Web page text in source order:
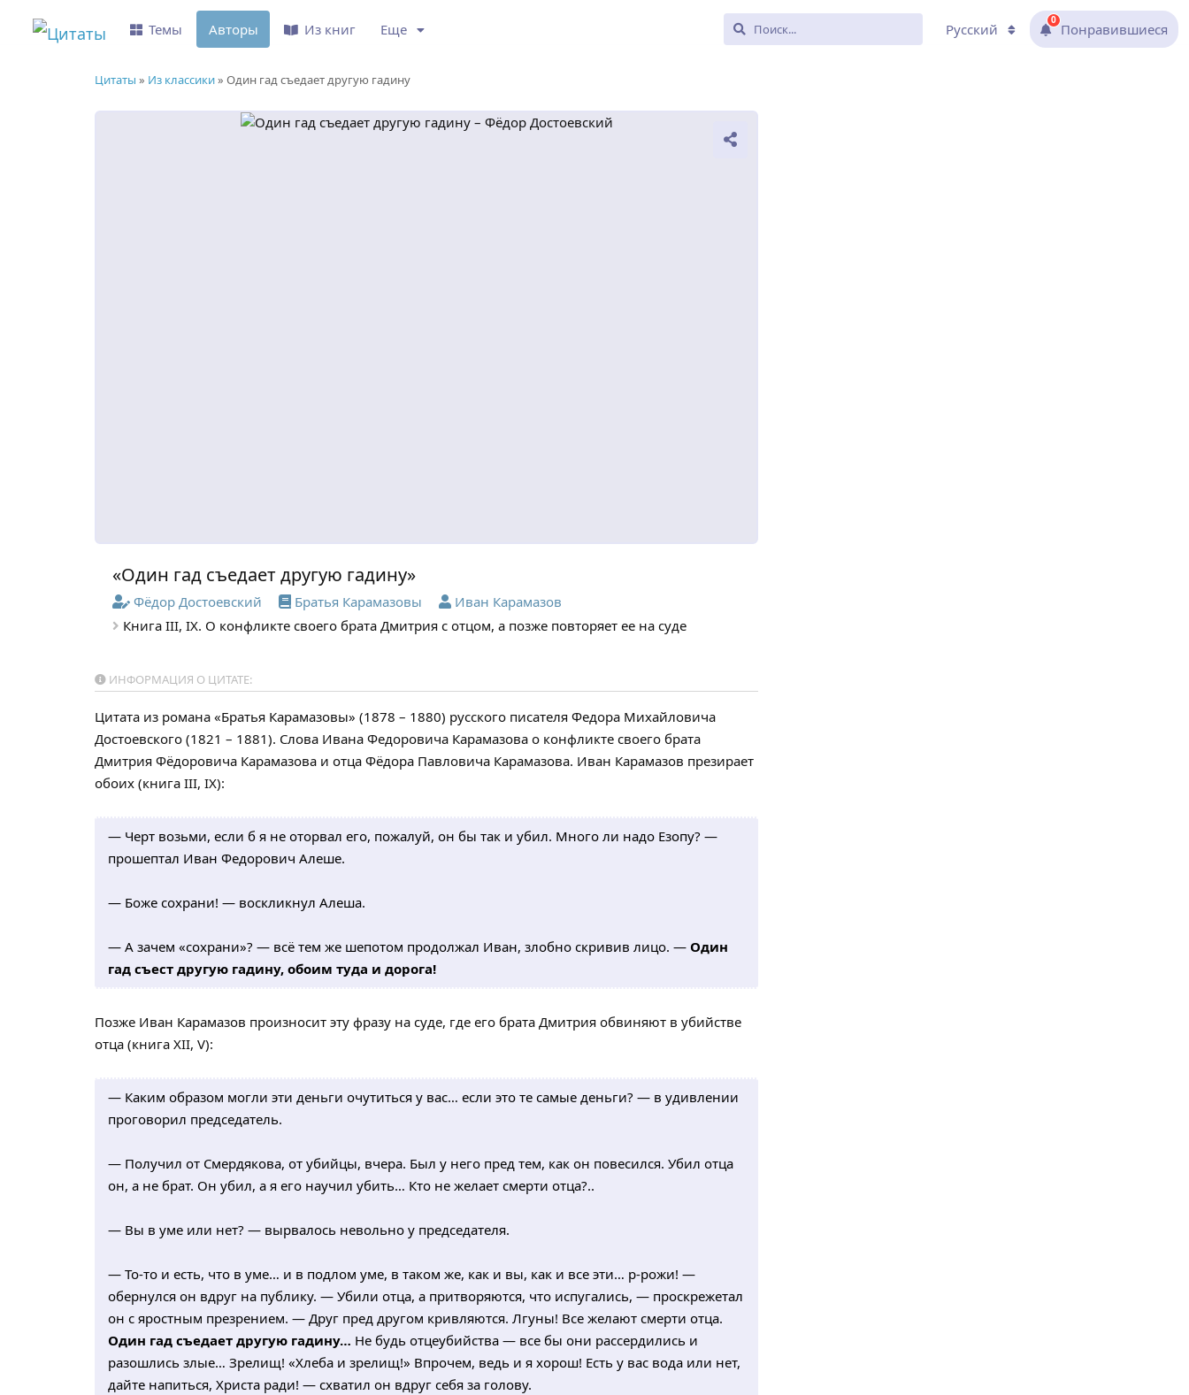
Цитаты » Из классики» Один гад съедает другую гадину
«Один гад съедает другую гадину»
Фёдор Достоевский Братья Карамазовы
Иван Карамазов
Книга III, IX. О конфликте своего брата Дмитрия с отцом, а позже повторяет ее на суде
ИНФОРМАЦИЯ О ЦИТАТЕ:
Цитата из романа «Братья Карамазовы» (1878 – 1880) русского писателя Федора Михайловича
Достоевского (1821 – 1881). Слова Ивана Федоровича Карамазова о конфликте своего брата
Дмитрия Фёдоровича Карамазова и отца Фёдора Павловича Карамазова. Иван Карамазов презирает
обоих (книга III, IX):
— Черт возьми, если б я не оторвал его, пожалуй, он бы так и убил. Много ли надо Езопу? —
прошептал Иван Федорович Алеше.
— Боже сохрани! — воскликнул Алеша.
— А зачем «сохрани»? — всё тем же шепотом продолжал Иван, злобно скривив лицо. — Один
гад съест другую гадину, обоим туда и дорога!
Позже Иван Карамазов произносит эту фразу на суде, где его брата Дмитрия обвиняют в убийстве
отца (книга XII, V):
— Каким образом могли эти деньги очутиться у вас… если это те самые деньги? — в удивлении
проговорил председатель.
— Получил от Смердякова, от убийцы, вчера. Был у него пред тем, как он повесился. Убил отца
он, а не брат. Он убил, а я его научил убить… Кто не желает смерти отца?..
— Вы в уме или нет? — вырвалось невольно у председателя.
— То-то и есть, что в уме… и в подлом уме, в таком же, как и вы, как и все эти… р-рожи! —
обернулся он вдруг на публику. — Убили отца, а притворяются, что испугались, — проскрежетал
он с яростным презрением. — Друг пред другом кривляются. Лгуны! Все желают смерти отца.
Один гад съедает другую гадину… Не будь отцеубийства — все бы они рассердились и
разошлись злые… Зрелищ! «Хлеба и зрелищ!» Впрочем, ведь и я хорош! Есть у вас вода или нет,
дайте напиться, Христа ради! — схватил он вдруг себя за голову.
Темы Авторы Из книг Еще Русский
0
Понравившиеся